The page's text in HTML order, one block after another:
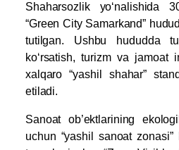
Shaharsozlik yo‘nalishida
“Green City Samarkand”
tutilgan. Ushbu hududda
ko‘rsatish, turizm va jamoat
xalqaro “yashil shahar”
etiladi.
Sanoat ob’ektlarining
uchun “yashil sanoat